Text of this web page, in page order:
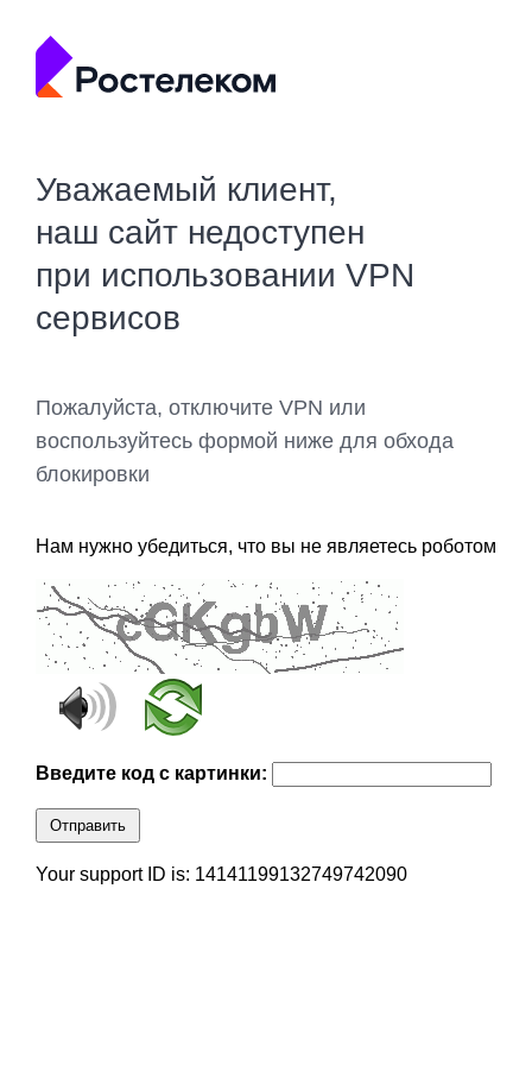
Уважаемый клиент,
наш сайт недоступен
при использовании VPN
сервисов
Пожалуйста, отключите VPN или
воспользуйтесь формой ниже для обхода
блокировки
Нам нужно убедиться, что вы не являетесь роботом
Введите код с картинки:
Отправить
Your support ID is: 14141199132749742090